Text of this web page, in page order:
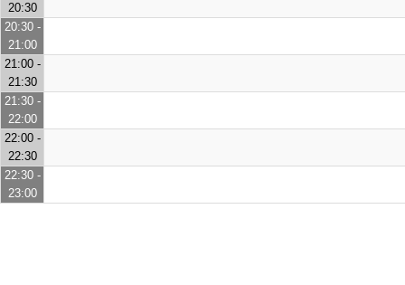
20:30
20:30 -
21:00
21:00 -
21:30
21:30 -
22:00
22:00 -
22:30
22:30 -
23:00